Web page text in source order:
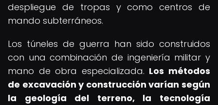
despliegue de tropas y como centros de
mando subterráneos.
Los túneles de guerra han sido construidos
con una combinación de ingeniería militar y
mano de obra especializada. Los métodos
de excavación y construcción varían según
la geología del terreno, la tecnología